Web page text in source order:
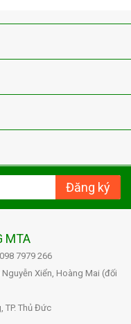
Đăng ký
MTA
7979 266
Xiển, Hoàng Mai (đối
TP. Thủ Đức